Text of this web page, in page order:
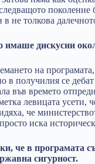
поколение
не толкова
дискусии
на
получилия се дебат
във времето
левицата усети,
че
иска
че в програмата
сигурност.